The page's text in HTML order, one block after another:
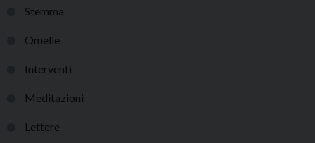
Stemma
Omelie
Interventi
Meditazioni
Lettere